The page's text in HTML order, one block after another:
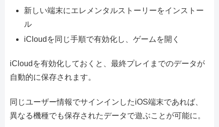
新しい端末にエレメンタルストーリーをインストー
ル
iCloudを同じ手順で有効化し、ゲームを開く
iCloudを有効化しておくと、最終プレイまでのデータが
自動的に保存されます。
同じユーザー情報でサインインしたiOS端末であれば、
異なる機種でも保存されたデータで遊ぶことが可能に。